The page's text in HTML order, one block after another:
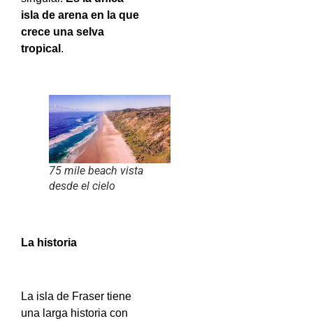
isla de arena en la que
crece una selva
tropical .
75 mile beach vista
desde el cielo
La historia
La isla de Fraser tiene
una larga historia con